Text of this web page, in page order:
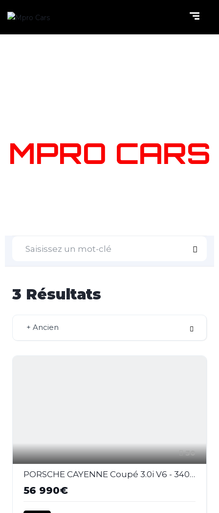
MPRO CARS
3 Résultats
+ Ancien
30
PORSCHE CAYENNE Coupé 3.0i V6 - 340 - BVA Tiptronic S - Start&Stop COUPE 2019 . PHASE 1
56 990€